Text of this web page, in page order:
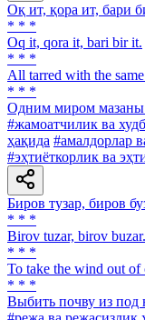
Оқ ит, қора ит, бари
* * *
Oq it, qora it, bari bir it.
* * *
All tarred with the
* * *
Одним миром
#жамоатчилик ва
ҳақида #амалдорлар
#эҳтиёткорлик ва
Биров тузар, биров
* * *
Birov tuzar, birov buzar.
* * *
To take the wind out of
* * *
Выбить почву из под